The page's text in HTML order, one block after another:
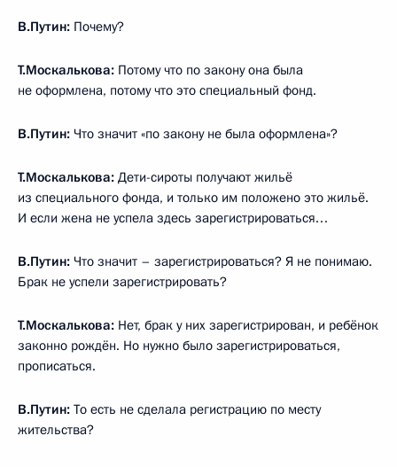
В.Путин: Почему?
Т.Москалькова: Потому что по закону она была
не оформлена, потому что это специальный фонд.
В.Путин: Что значит «по закону не была оформлена»?
Т.Москалькова: Дети-сироты получают жильё
из специального фонда, и только им положено это жильё.
И если жена не успела здесь зарегистрироваться…
В.Путин: Что значит – зарегистрироваться? Я не понимаю.
Брак не успели зарегистрировать?
Т.Москалькова: Нет, брак у них зарегистрирован, и ребёнок
законно рождён. Но нужно было зарегистрироваться,
прописаться.
В.Путин: То есть не сделала регистрацию по месту
жительства?